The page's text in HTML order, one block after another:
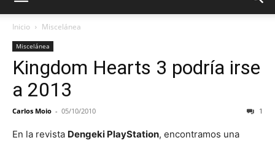
Inicio Miscelánea
Miscelánea
Kingdom Hearts 3 podría irse
a 2013
Carlos Moio - 05/10/2010 1
En la revista Dengeki PlayStation, encontramos una